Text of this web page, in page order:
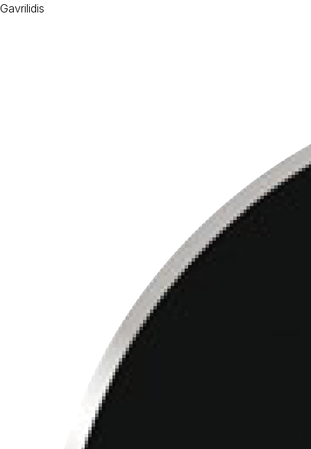
Gavrilidis